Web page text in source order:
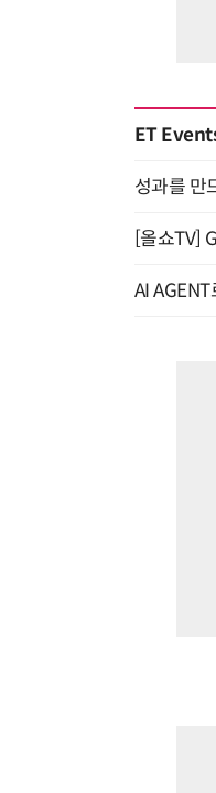
ET
성과를 만
[올쇼TV]
AI